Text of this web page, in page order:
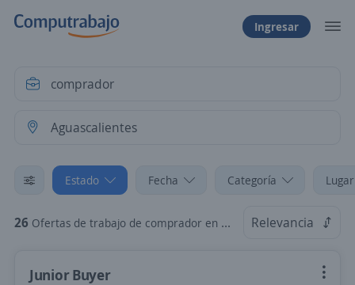
Ingresar
Estado Fecha Categoría
26 Ofertas de trabajo de comprador en Aguascalientes Relevancia
Junior Buyer